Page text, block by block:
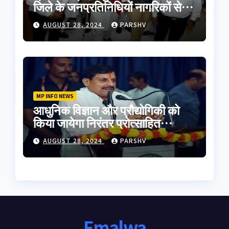
जिले के जनप्रतिनिधियों नागरिकों से
मुलाकात की
AUGUST 28, 2024 PARSHV
MP INFO NEWS
आधुनिक विज्ञान और प्रौद्योगिकी को
किया जायेगा निरंतर प्रोत्साहित
-मुख्यमंत्री डॉ. यादव
AUGUST 28, 2024 PARSHV